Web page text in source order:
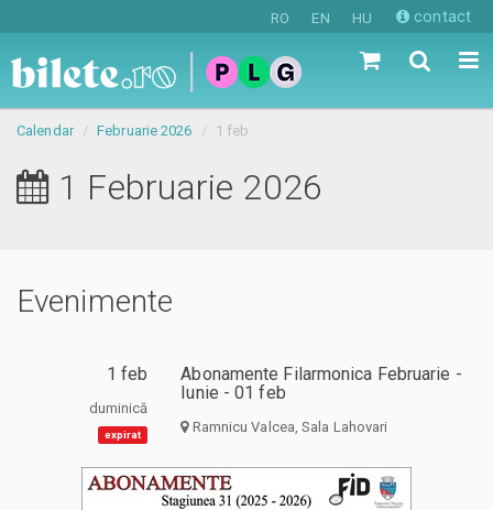
RO EN HU contact
Calendar Februarie 2026 1 feb
1 Februarie 2026
Evenimente
1 feb
duminică
expirat
Abonamente Filarmonica Februarie -
Iunie - 01 feb
Ramnicu Valcea, Sala Lahovari